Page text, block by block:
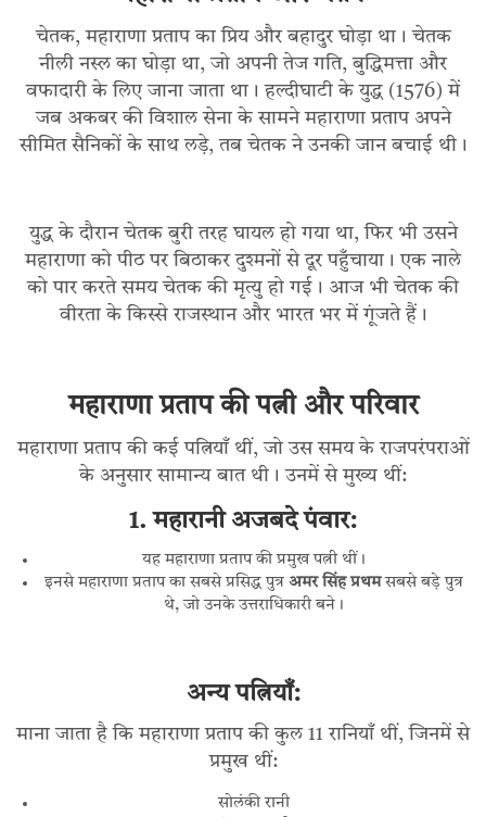
चेतक, महाराणा प्रताप का प्रिय और बहादुर घोड़ा था। चेतक
नीली नस्ल का घोड़ा था, जो अपनी तेज गति, बुद्धिमत्ता और
वफादारी के लिए जाना जाता था। हल्दीघाटी के युद्ध (1576) में
जब अकबर की विशाल सेना के सामने महाराणा प्रताप अपने
सीमित सैनिकों के साथ लड़े, तब चेतक ने उनकी जान बचाई थी।
युद्ध के दौरान चेतक बुरी तरह घायल हो गया था, फिर भी उसने
महाराणा को पीठ पर बिठाकर दुश्मनों से दूर पहुँचाया। एक नाले
को पार करते समय चेतक की मृत्यु हो गई। आज भी चेतक की
वीरता के किस्से राजस्थान और भारत भर में गूंजते हैं।
महाराणा प्रताप की पत्नी और परिवार
महाराणा प्रताप की कई पत्नियाँ थीं, जो उस समय के राजपरंपराओं
के अनुसार सामान्य बात थी। उनमें से मुख्य थीं:
1. महारानी अजबदे पंवार:
यह महाराणा प्रताप की प्रमुख पत्नी थीं।
इनसे महाराणा प्रताप का सबसे प्रसिद्ध पुत्र अमर सिंह प्रथमसबसे बड़े पुत्र
थे, जो उनके उत्तराधिकारी बने।
अन्य पत्नियाँ:
माना जाता है कि महाराणा प्रताप की कुल 11 रानियाँ थीं, जिनमें से
प्रमुख थीं:
सोलंकी रानी